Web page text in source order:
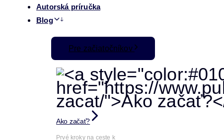
Autorská príručka
Blog
Pre začiatočníkov
Ako začať?
Prvé kroky na ceste k